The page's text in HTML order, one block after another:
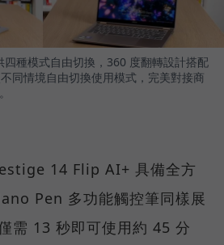
種模式自由切換，360 度翻轉設計搭配
同情境自由切換使用模式，完美對接商
14 Flip AI+ 具備全方
Pen 多功能觸控筆同樣展
需 13 秒即可使用約 45 分